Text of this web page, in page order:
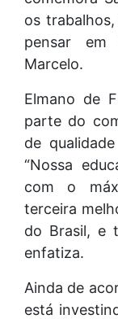
os
pensar em
Marcelo.
Elmano de
parte do
de
“Nossa
com o
terceira
do Brasil, e
enfatiza.
Ainda de
está